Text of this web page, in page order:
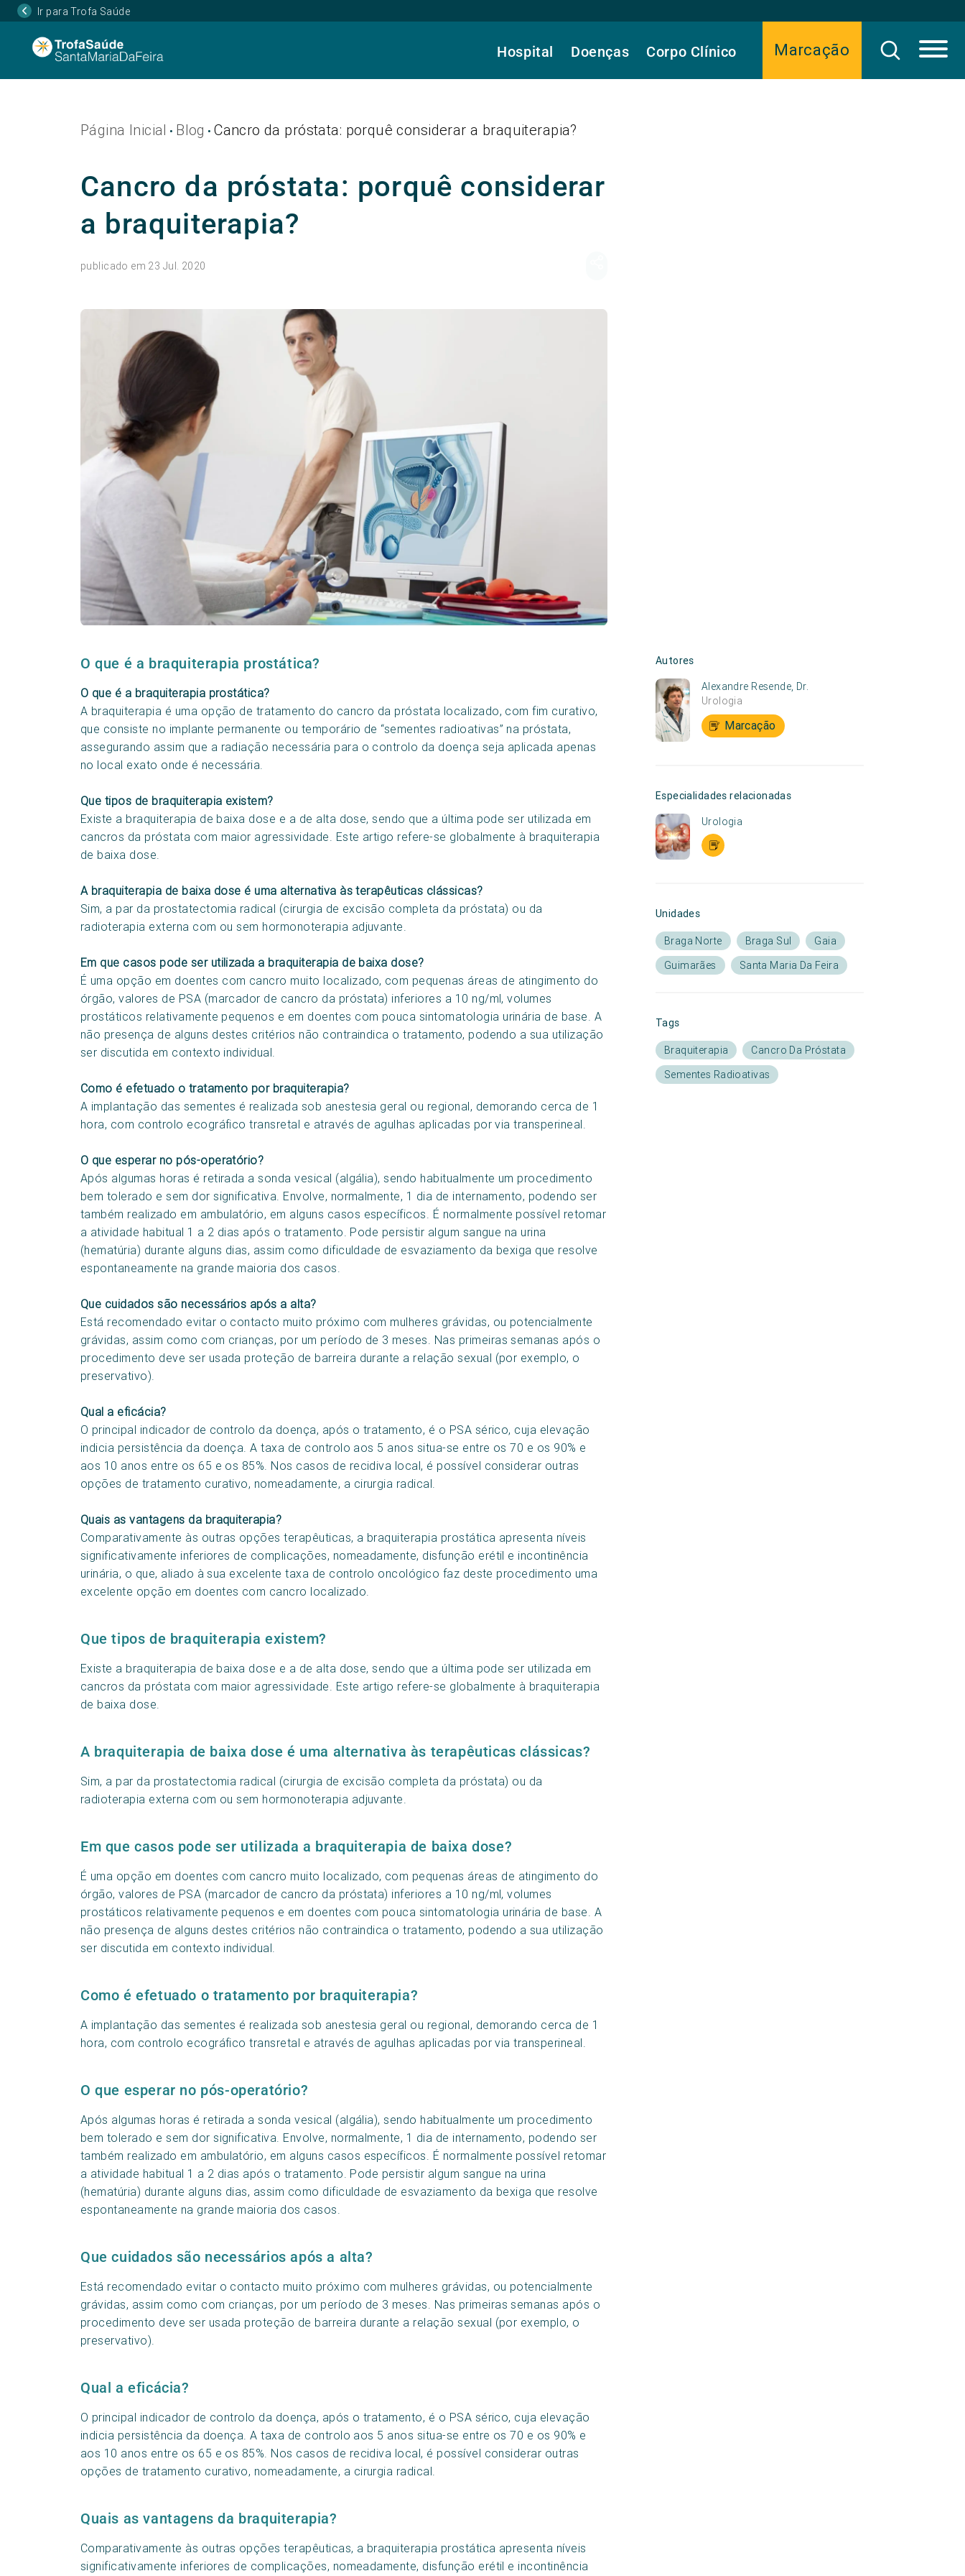
Ir para Trofa Saúde
Marcação
Hospital Doenças Corpo Clínico
Página Inicial • Blog •Cancro da próstata: porquê considerar a braquiterapia?
Cancro da próstata: porquê considerar
a braquiterapia?
publicado em 23 Jul. 2020
O que é a braquiterapia prostática?
O que é a braquiterapia prostática?
A braquiterapia é uma opção de tratamento do cancro da próstata localizado, com fim curativo,
que consiste no implante permanente ou temporário de “sementes radioativas” na próstata,
assegurando assim que a radiação necessária para o controlo da doença seja aplicada apenas
no local exato onde é necessária.
Que tipos de braquiterapia existem?
Existe a braquiterapia de baixa dose e a de alta dose, sendo que a última pode ser utilizada em
cancros da próstata com maior agressividade. Este artigo refere-se globalmente à braquiterapia
de baixa dose.
A braquiterapia de baixa dose é uma alternativa às terapêuticas clássicas?
Sim, a par da prostatectomia radical (cirurgia de excisão completa da próstata) ou da
radioterapia externa com ou sem hormonoterapia adjuvante.
Em que casos pode ser utilizada a braquiterapia de baixa dose?
É uma opção em doentes com cancro muito localizado, com pequenas áreas de atingimento do
órgão, valores de PSA (marcador de cancro da próstata) inferiores a 10 ng/ml, volumes
prostáticos relativamente pequenos e em doentes com pouca sintomatologia urinária de base. A
não presença de alguns destes critérios não contraindica o tratamento, podendo a sua utilização
ser discutida em contexto individual.
Como é efetuado o tratamento por braquiterapia?
A implantação das sementes é realizada sob anestesia geral ou regional, demorando cerca de 1
hora, com controlo ecográfico transretal e através de agulhas aplicadas por via transperineal.
O que esperar no pós-operatório?
Após algumas horas é retirada a sonda vesical (algália), sendo habitualmente um procedimento
bem tolerado e sem dor significativa. Envolve, normalmente, 1 dia de internamento, podendo ser
também realizado em ambulatório, em alguns casos específicos. É normalmente possível retomar
a atividade habitual 1 a 2 dias após o tratamento. Pode persistir algum sangue na urina
(hematúria) durante alguns dias, assim como dificuldade de esvaziamento da bexiga que resolve
espontaneamente na grande maioria dos casos.
Que cuidados são necessários após a alta?
Está recomendado evitar o contacto muito próximo com mulheres grávidas, ou potencialmente
grávidas, assim como com crianças, por um período de 3 meses. Nas primeiras semanas após o
procedimento deve ser usada proteção de barreira durante a relação sexual (por exemplo, o
preservativo).
Qual a eficácia?
O principal indicador de controlo da doença, após o tratamento, é o PSA sérico, cuja elevação
indicia persistência da doença. A taxa de controlo aos 5 anos situa-se entre os 70 e os 90% e
aos 10 anos entre os 65 e os 85%. Nos casos de recidiva local, é possível considerar outras
opções de tratamento curativo, nomeadamente, a cirurgia radical.
Quais as vantagens da braquiterapia?
Comparativamente às outras opções terapêuticas, a braquiterapia prostática apresenta níveis
significativamente inferiores de complicações, nomeadamente, disfunção erétil e incontinência
urinária, o que, aliado à sua excelente taxa de controlo oncológico faz deste procedimento uma
excelente opção em doentes com cancro localizado.
Que tipos de braquiterapia existem?
Existe a braquiterapia de baixa dose e a de alta dose, sendo que a última pode ser utilizada em
cancros da próstata com maior agressividade. Este artigo refere-se globalmente à braquiterapia
de baixa dose.
A braquiterapia de baixa dose é uma alternativa às terapêuticas clássicas?
Sim, a par da prostatectomia radical (cirurgia de excisão completa da próstata) ou da
radioterapia externa com ou sem hormonoterapia adjuvante.
Em que casos pode ser utilizada a braquiterapia de baixa dose?
É uma opção em doentes com cancro muito localizado, com pequenas áreas de atingimento do
órgão, valores de PSA (marcador de cancro da próstata) inferiores a 10 ng/ml, volumes
prostáticos relativamente pequenos e em doentes com pouca sintomatologia urinária de base. A
não presença de alguns destes critérios não contraindica o tratamento, podendo a sua utilização
ser discutida em contexto individual.
Como é efetuado o tratamento por braquiterapia?
A implantação das sementes é realizada sob anestesia geral ou regional, demorando cerca de 1
hora, com controlo ecográfico transretal e através de agulhas aplicadas por via transperineal.
O que esperar no pós-operatório?
Após algumas horas é retirada a sonda vesical (algália), sendo habitualmente um procedimento
bem tolerado e sem dor significativa. Envolve, normalmente, 1 dia de internamento, podendo ser
também realizado em ambulatório, em alguns casos específicos. É normalmente possível retomar
a atividade habitual 1 a 2 dias após o tratamento. Pode persistir algum sangue na urina
(hematúria) durante alguns dias, assim como dificuldade de esvaziamento da bexiga que resolve
espontaneamente na grande maioria dos casos.
Que cuidados são necessários após a alta?
Está recomendado evitar o contacto muito próximo com mulheres grávidas, ou potencialmente
grávidas, assim como com crianças, por um período de 3 meses. Nas primeiras semanas após o
procedimento deve ser usada proteção de barreira durante a relação sexual (por exemplo, o
preservativo).
Qual a eficácia?
O principal indicador de controlo da doença, após o tratamento, é o PSA sérico, cuja elevação
indicia persistência da doença. A taxa de controlo aos 5 anos situa-se entre os 70 e os 90% e
aos 10 anos entre os 65 e os 85%. Nos casos de recidiva local, é possível considerar outras
opções de tratamento curativo, nomeadamente, a cirurgia radical.
Quais as vantagens da braquiterapia?
Comparativamente às outras opções terapêuticas, a braquiterapia prostática apresenta níveis
significativamente inferiores de complicações, nomeadamente, disfunção erétil e incontinência
Autores
Alexandre Resende, Dr.
Urologia
Marcação
Especialidades relacionadas
Urologia
Unidades
Braga Norte Braga Sul
Gaia
Guimarães
Santa Maria Da Feira
Tags
Braquiterapia
Cancro Da Próstata
Sementes Radioativas